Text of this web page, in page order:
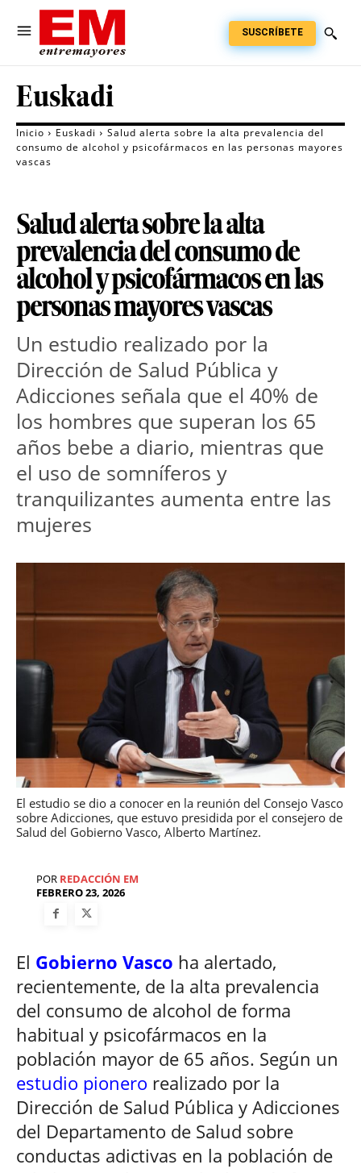
SUSCRÍBETE
Euskadi
Inicio Euskadi
Salud alerta sobre la alta prevalencia del
consumo de alcohol y psicofármacos en las personas mayores
vascas
Salud alerta sobre la alta
prevalencia del consumo de
alcohol y psicofármacos en las
personas mayores vascas
Un estudio realizado por la
Dirección de Salud Pública y
Adicciones señala que el 40% de
los hombres que superan los 65
años bebe a diario, mientras que
el uso de somníferos y
tranquilizantes aumenta entre las
mujeres
El estudio se dio a conocer en la reunión del Consejo Vasco
sobre Adicciones, que estuvo presidida por el consejero de
Salud del Gobierno Vasco, Alberto Martínez.
POR REDACCIÓN EM
FEBRERO 23, 2026
El Gobierno Vasco ha alertado,
recientemente, de la alta prevalencia
del consumo de alcohol de forma
habitual y psicofármacos en la
población mayor de 65 años. Según un
estudio pionero realizado por la
Dirección de Salud Pública y Adicciones
del Departamento de Salud sobre
conductas adictivas en la población de